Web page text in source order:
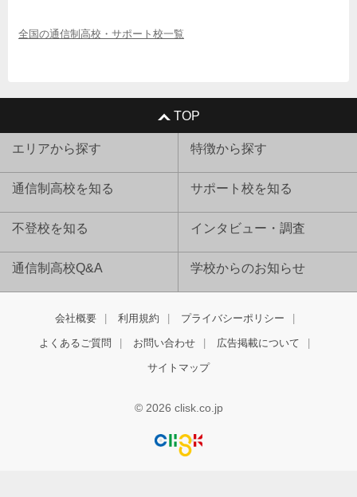
全国の通信制高校・サポート校一覧
TOP
エリアから探す 特徴から探す
通信制高校を知る サポート校を知る
不登校を知る インタビュー・調査
通信制高校Q&A 学校からのお知らせ
会社概要 利用規約 プライバシーポリシー
よくあるご質問 お問い合わせ 広告掲載について
サイトマップ
© 2026 clisk.co.jp